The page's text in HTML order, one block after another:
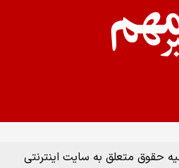
حقوق متعلق به سایت اینترنتی